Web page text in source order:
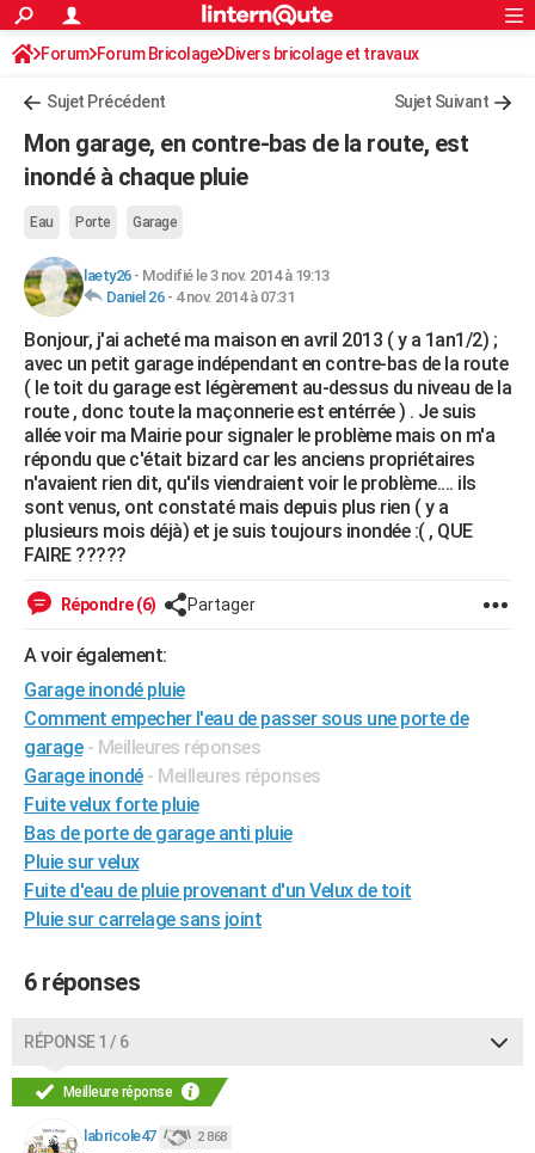
ACTUALITÉS
Politique
Société
Faits Divers
Education
Monde
Villes
+
Programme TV
TNTStreaming
Cinéma
Sorties cinéma
Musique
+FINANCE
Retraite
Impôts
Epargne
Immobilier
Risques naturels par ville
Banque
Assurance
Crédit
AUTO
Essais
Réserver un essai
Citadines
Berlines
SUV
Forum auto
HIGH-TECH
Mobiles
Meilleur smartphone
Internet
Ordinateurs
Jeux vidéo
Guide high-tech
BRICOLAGE
Forum
Aménagement intérieur
Extérieur
Cuisine
Salle de bains
Jardinage
Rangement
WEEK-END
Guides de France
Escapades
Patrimoine
Expositions
Musées
Week-end nature
+LIFESTYLE
Art de vivre
Bien-être
Loisirs
Mode
Modes de vie
SANTE
Alimentation
Guide de la santé
Maladies
Médicaments
Sommeil
VOYAGE
Destinations
City break
Voyage nature
Voyage de noces
Forum
Climat
+PHOTO
GUIDES D'ACHAT
BONS PLANS
CARTE DE VOEUX
Carte de Noël
Carte Bonne année
Carte Saint-Valentin
Carte Pâques
Carte d'anniversaire
DICTIONNAIRE
Dictionnaire
Biographies
Citations
Expressions
Proverbes
PROGRAMME TV
COPAINS D'AVANT
S'inscrire
Se connecter
Lycées
Collèges
Primaires
Universités
Entreprises
Service militaire
Avis de recherche
AVIS DE DÉCÈS
Bricolage
Lifestyle
Culture
Sport
Auto
Television
Voyage
Cinema
Rechercher
S'inscrire
Connexion
Forum Forum Bricolage Divers bricolage et travaux
Sujet Précédent Sujet Suivant
Mon garage, en contre-bas de la route, est
inondé à chaque pluie
Eau Porte Garage
laety26- Modifié le 3 nov. 2014 à 19:13
Daniel 26- 4 nov. 2014 à 07:31
Bonjour, j'ai acheté ma maison en avril 2013 ( y a 1an1/2) ;
avec un petit garage indépendant en contre-bas de la route
( le toit du garage est légèrement au-dessus du niveau de la
route , donc toute la maçonnerie est entérrée ) . Je suis
allée voir ma Mairie pour signaler le problème mais on m'a
répondu que c'était bizard car les anciens propriétaires
n'avaient rien dit, qu'ils viendraient voir le problème.... ils
sont venus, ont constaté mais depuis plus rien ( y a
plusieurs mois déjà) et je suis toujours inondée :( , QUE
FAIRE ?????
Répondre (6) Partager
A voir également:
Garage inondé pluie
Comment empecher l'eau de passer sous une porte de
garage - Meilleures réponses
Garage inondé - Meilleures réponses
Fuite velux forte pluie
Bas de porte de garage anti pluie
Pluie sur velux
Fuite d'eau de pluie provenant d'un Velux de toit
Pluie sur carrelage sans joint
6 réponses
RÉPONSE 1 / 6
Meilleure réponse
labricole47 2 868